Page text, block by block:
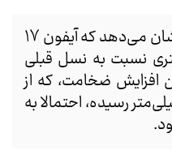
اطلاعات فاش‌شده جدید نشان می‌دهد که آیفون 17
نسبت به نسل قبلی
ضخامت، که از
میلی‌متر به 8.725 میلی‌متر رسیده، احتمالا به